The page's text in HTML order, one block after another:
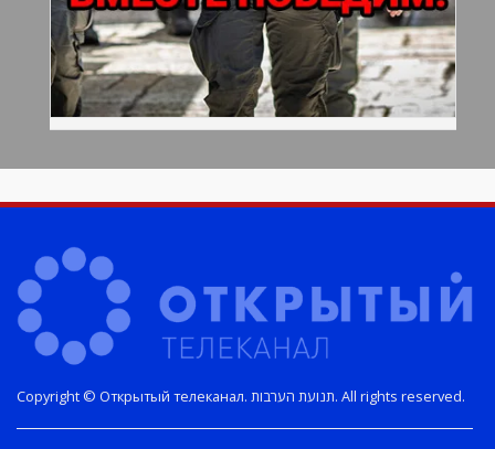
Copyright © Открытый телеканал. תנועת הערבות. All rights reserved.